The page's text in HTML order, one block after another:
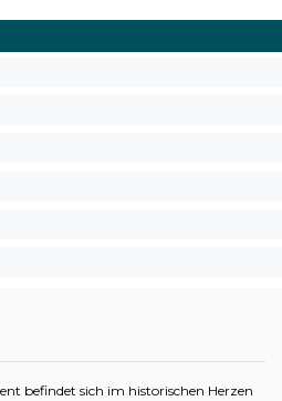
befindet sich im historischen Herzen